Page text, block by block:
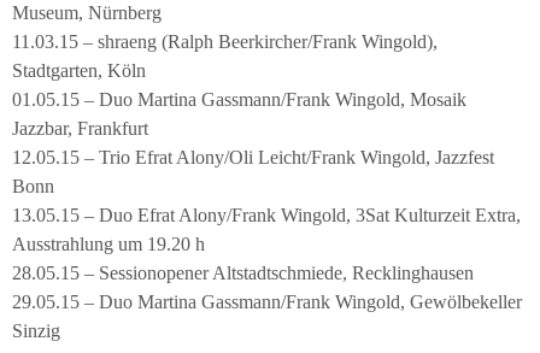
Museum, Nürnberg
11.03.15 – shraeng (Ralph Beerkircher/Frank Wingold),
Stadtgarten, Köln
01.05.15 – Duo Martina Gassmann/Frank Wingold, Mosaik
Jazzbar, Frankfurt
12.05.15 – Trio Efrat Alony/Oli Leicht/Frank Wingold, Jazzfest
Bonn
13.05.15 – Duo Efrat Alony/Frank Wingold, 3Sat Kulturzeit Extra,
Ausstrahlung um 19.20 h
28.05.15 – Sessionopener Altstadtschmiede, Recklinghausen
29.05.15 – Duo Martina Gassmann/Frank Wingold, Gewölbekeller
Sinzig